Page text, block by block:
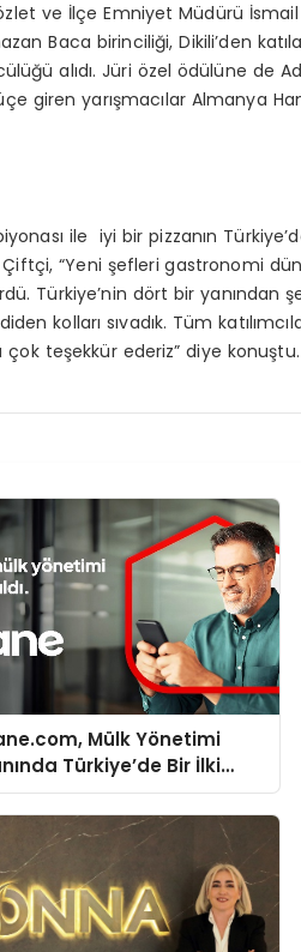
ve İlçe Emniyet Müdürü İsmail
Baca birinciliği, Dikili’den
alıdı. Jüri özel ödülüne de
giren yarışmacılar Almanya
ile iyi bir pizzanın
“Yeni şefleri gastronomi
Türkiye’nin dört bir yanından
kolları sıvadık. Tüm
teşekkür ederiz” diye konuştu.
Mülk Yönetimi
Türkiye’de Bir İlki
İçin Yayında